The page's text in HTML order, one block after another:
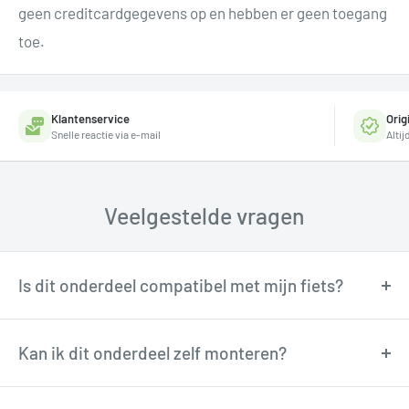
geen creditcardgegevens op en hebben er geen toegang
toe.
Klantenservice
Snelle reactie via e-mail
Veelgestelde vragen
Is dit onderdeel compatibel met mijn fiets?
Onze fietstechnici kunnen je adviseren over
compatibiliteit. Neem contact op via
Kan ik dit onderdeel zelf monteren?
Veel onderdelen zijn goed zelf te monteren met